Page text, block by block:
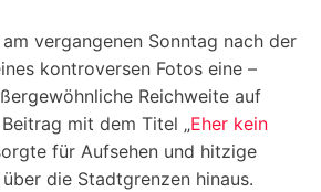
vergangenen Sonntag nach der
kontroversen Fotos eine –
Reichweite auf
mit dem Titel „Eher kein
für Aufsehen und hitzige
die Stadtgrenzen hinaus.